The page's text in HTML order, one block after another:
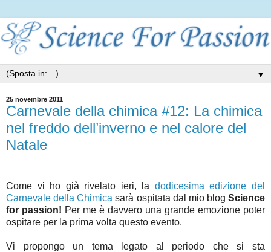
▼
25 novembre 2011
Carnevale della chimica #12: La chimica
nel freddo dell’inverno e nel calore del
Natale
Come vi ho già rivelato ieri, la dodicesima edizione del
Carnevale della Chimica sarà ospitata dal mio blog Science
for passion! Per me è davvero una grande emozione poter
ospitare per la prima volta questo evento.
Vi propongo un tema legato al periodo che si sta